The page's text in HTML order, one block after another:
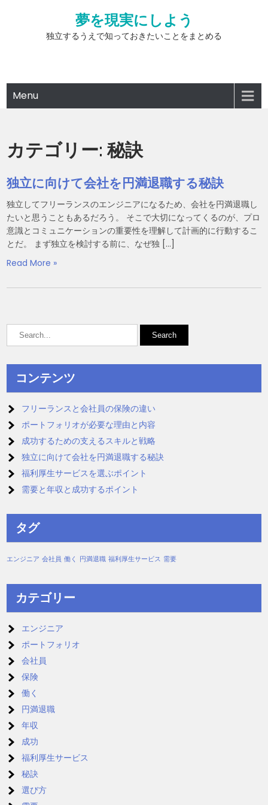
夢を現実にしよう
独立するうえで知っておきたいことをまとめる
Menu
カテゴリー:秘訣
独立に向けて会社を円満退職する秘訣
独立してフリーランスのエンジニアになるため、会社を円満退職し
たいと思うこともあるだろう。 そこで大切になってくるのが、プロ
意識とコミュニケーションの重要性を理解して計画的に行動するこ
とだ。 まず独立を検討する前に、なぜ独 […]
Read More »
コンテンツ
フリーランスと会社員の保険の違い
ポートフォリオが必要な理由と内容
成功するための支えるスキルと戦略
独立に向けて会社を円満退職する秘訣
福利厚生サービスを選ぶポイント
需要と年収と成功するポイント
タグ
エンジニア 会社員 働く 円満退職 福利厚生サービス 需要
カテゴリー
エンジニア
ポートフォリオ
会社員
保険
働く
円満退職
年収
成功
福利厚生サービス
秘訣
選び方